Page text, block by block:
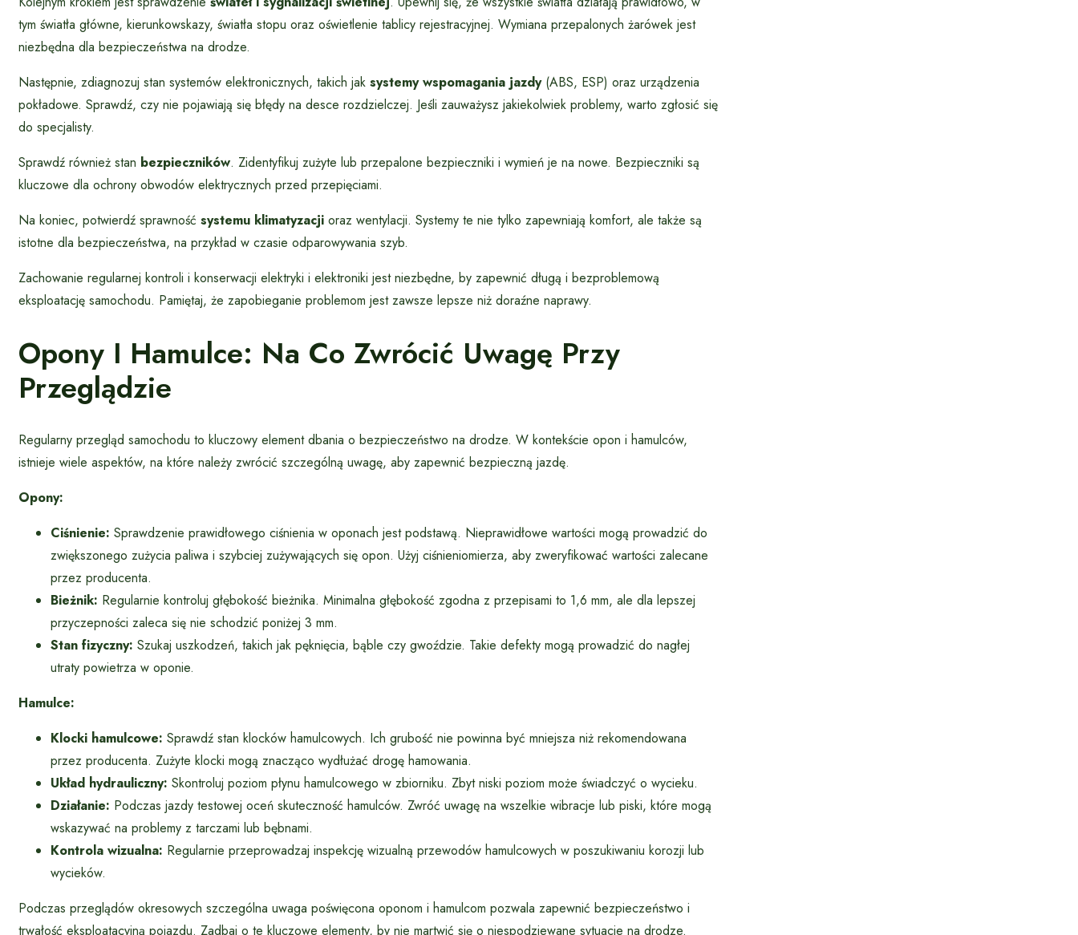
tym światła główne, kierunkowskazy, światła stopu oraz oświetlenie tablicy rejestracyjnej. Wymiana przepalonych żarówek jest
niezbędna dla bezpieczeństwa na drodze.
Następnie, zdiagnozuj stan systemów elektronicznych, takich jak systemy wspomagania jazdy(ABS, ESP) oraz urządzenia
pokładowe. Sprawdź, czy nie pojawiają się błędy na desce rozdzielczej. Jeśli zauważysz jakiekolwiek problemy, warto zgłosić się
do specjalisty.
Sprawdź również stan bezpieczników. Zidentyfikuj zużyte lub przepalone bezpieczniki i wymień je na nowe. Bezpieczniki są
kluczowe dla ochrony obwodów elektrycznych przed przepięciami.
Na koniec, potwierdź sprawność systemu klimatyzacji oraz wentylacji. Systemy te nie tylko zapewniają komfort, ale także są
istotne dla bezpieczeństwa, na przykład w czasie odparowywania szyb.
Zachowanie regularnej kontroli i konserwacji elektryki i elektroniki jest niezbędne, by zapewnić długą i bezproblemową
eksploatację samochodu. Pamiętaj, że zapobieganie problemom jest zawsze lepsze niż doraźne naprawy.
Opony I Hamulce: Na Co Zwrócić Uwagę Przy
Przeglądzie
Regularny przegląd samochodu to kluczowy element dbania o bezpieczeństwo na drodze. W kontekście opon i hamulców,
istnieje wiele aspektów, na które należy zwrócić szczególną uwagę, aby zapewnić bezpieczną jazdę.
Opony:
Ciśnienie: Sprawdzenie prawidłowego ciśnienia w oponach jest podstawą. Nieprawidłowe wartości mogą prowadzić do
zwiększonego zużycia paliwa i szybciej zużywających się opon. Użyj ciśnieniomierza, aby zweryfikować wartości zalecane
przez producenta.
Bieżnik: Regularnie kontroluj głębokość bieżnika. Minimalna głębokość zgodna z przepisami to 1,6 mm, ale dla lepszej
przyczepności zaleca się nie schodzić poniżej 3 mm.
Stan fizyczny: Szukaj uszkodzeń, takich jak pęknięcia, bąble czy gwoździe. Takie defekty mogą prowadzić do nagłej
utraty powietrza w oponie.
Hamulce:
Klocki hamulcowe: Sprawdź stan klocków hamulcowych. Ich grubość nie powinna być mniejsza niż rekomendowana
przez producenta. Zużyte klocki mogą znacząco wydłużać drogę hamowania.
Układ hydrauliczny: Skontroluj poziom płynu hamulcowego w zbiorniku. Zbyt niski poziom może świadczyć o wycieku.
Działanie: Podczas jazdy testowej oceń skuteczność hamulców. Zwróć uwagę na wszelkie wibracje lub piski, które mogą
wskazywać na problemy z tarczami lub bębnami.
Kontrola wizualna: Regularnie przeprowadzaj inspekcję wizualną przewodów hamulcowych w poszukiwaniu korozji lub
wycieków.
Podczas przeglądów okresowych szczególna uwaga poświęcona oponom i hamulcom pozwala zapewnić bezpieczeństwo i
trwałość eksploatacyjną pojazdu. Zadbaj o te kluczowe elementy, by nie martwić się o niespodziewane sytuacje na drodze.